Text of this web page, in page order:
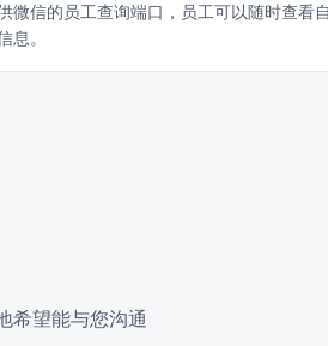
微信的员工查询端口，员工可以随时查看
息。
希望能与您沟通